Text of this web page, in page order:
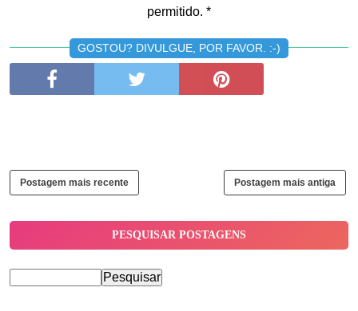
permitido. *
GOSTOU? DIVULGUE, POR FAVOR. :-)
Postagem mais recente Postagem mais antiga
PESQUISAR POSTAGENS